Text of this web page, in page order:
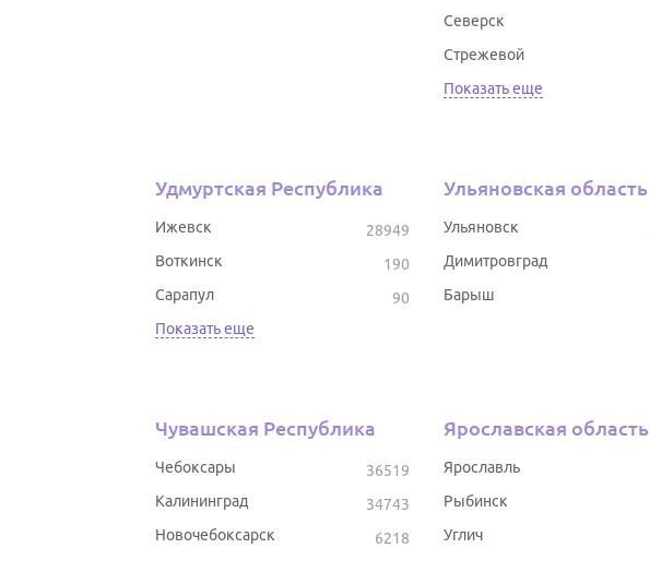
Северск
Стрежевой
Показать еще
Удмуртская Республика
28949
Ижевск
190
Воткинск
90
Сарапул
Показать еще
Ульяновская область
Ульяновск
Димитровград
Барыш
Чувашская Республика
36519
Чебоксары
34743
Калининград
6218
Новочебоксарск
Ярославская область
Ярославль
Рыбинск
Углич